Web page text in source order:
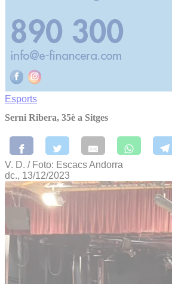
Esports
Serni Ribera, 35è a Sitges
V. D. / Foto: Escacs Andorra
dc., 13/12/2023